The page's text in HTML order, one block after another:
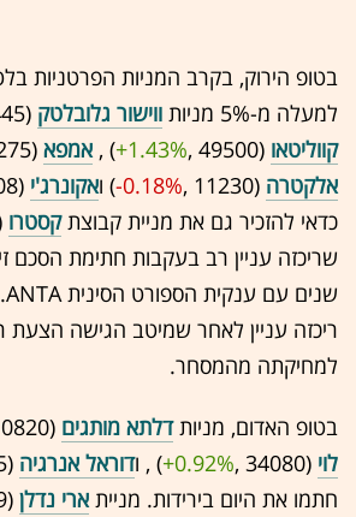
בטופ הירוק, בקרב המניות הפרטניות
למעלה מ-5% מניות
ווישור גלובלטק (1445 ,‎
קווליטאו (49500 ,‎
+1.43%
‏) ,אמפא (1275 ,‎
אלקטרה (11230 ,‎
-0.18%‏) ואקונרג'י (6908 ,‎
כדאי להזכיר גם את מניית קבוצתקסטרו ,‎
שנים עם ענקית הספורט הסינית ANTA. חברת
ריכזה עניין לאחר שמיטב הגישה הצעת
למחיקתה מהמסחר.
בטופ האדום, מניותדלתא מותגים (10820 ,‎
לוי (34080 ,‎
+0.92%‏) , ודוראל אנרגיה (6505 ,‎
חתמו את היום בירידות. מנייתארי נדלן (489 ,‎